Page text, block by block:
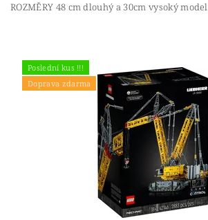
ROZMĚRY 48 cm dlouhý a 30cm vysoký model
Poslední kus !!!
Doprava zdarma